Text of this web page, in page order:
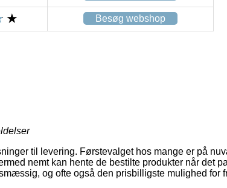
Besøg webshop
til levering. Førstevalget hos mange er på
nemt kan hente de bestilte produkter når det
og ofte også den prisbilligste mulighed for